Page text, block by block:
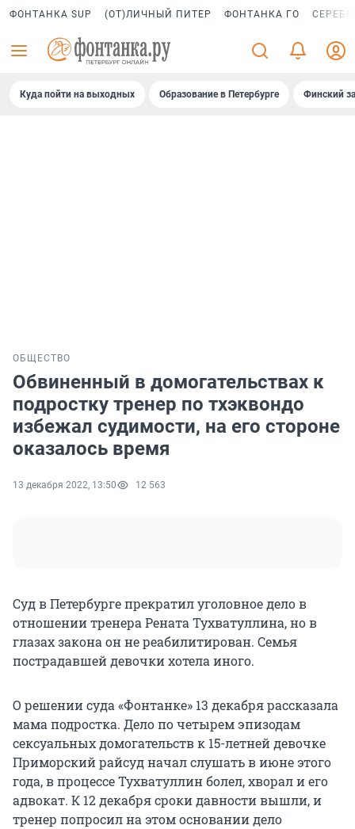
ФОНТАНКА SUP (ОТ)ЛИЧНЫЙ ПИТЕР ФОНТАНКА ГО
Куда пойти на выходных Образование в Петербурге Финский
ОБЩЕСТВО
Обвиненный в домогательствах к
подростку тренер по тхэквондо
избежал судимости, на его стороне
оказалось время
13 декабря 2022, 13:50 12 563
Суд в Петербурге прекратил уголовное дело в
отношении тренера Рената Тухватуллина, но в
глазах закона он не реабилитирован. Семья
пострадавшей девочки хотела иного.
О решении суда «Фонтанке» 13 декабря рассказала
мама подростка. Дело по четырем эпизодам
сексуальных домогательств к 15-летней девочке
Приморский райсуд начал слушать в июне этого
года, в процессе Тухватуллин болел, хворал и его
адвокат. К 12 декабря сроки давности вышли, и
тренер попросил на этом основании дело